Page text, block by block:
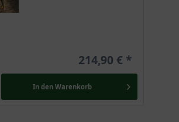
214,90 €
In den Warenkorb